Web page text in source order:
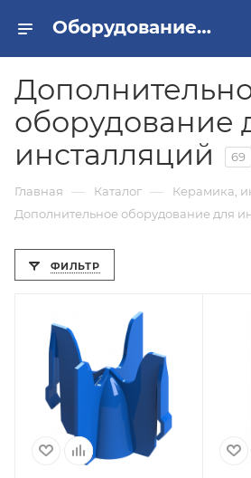
Оборудование для инсталляции купить
оборудование
инсталляций
69
Главная — Каталог — Керамика,
Дополнительное оборудование для
ФИЛЬТР